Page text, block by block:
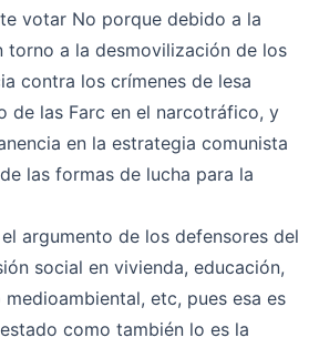
votar No porque debido a la
torno a la desmovilización de los
contra los crímenes de lesa
de las Farc en el narcotráfico, y
en la estrategia comunista
las formas de lucha para la
argumento de los defensores del
social en vivienda, educación,
medioambiental, etc, pues esa es
como también lo es la